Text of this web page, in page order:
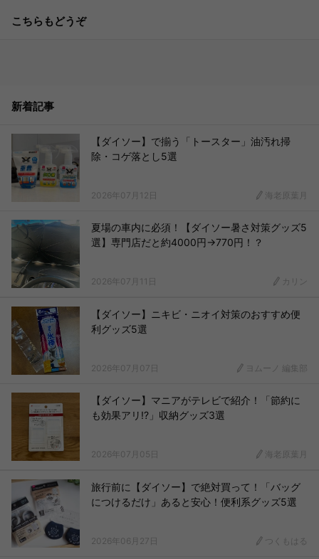
こちらもどうぞ
新着記事
【ダイソー】で揃う「トースター」油汚れ掃
除・コゲ落とし5選
2026年07月12日 海老原葉月
夏場の車内に必須！【ダイソー暑さ対策グッズ5
選】専門店だと約4000円→770円！？
2026年07月11日 カリン
【ダイソー】ニキビ・ニオイ対策のおすすめ便
利グッズ5選
2026年07月07日 ヨムーノ 編集部
【ダイソー】マニアがテレビで紹介！「節約に
も効果アリ!?」収納グッズ3選
2026年07月05日 海老原葉月
旅行前に【ダイソー】で絶対買って！「バッグ
につけるだけ」あると安心！便利系グッズ5選
2026年06月27日 つくもはる